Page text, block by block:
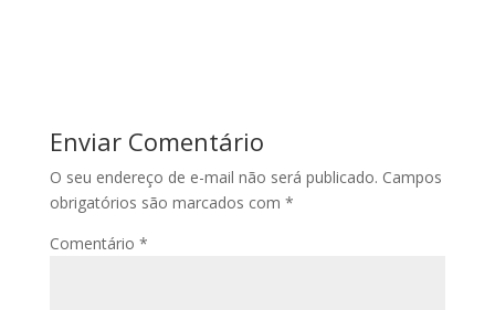
Enviar Comentário
O seu endereço de e-mail não será publicado. Campos
obrigatórios são marcados com *
Comentário *